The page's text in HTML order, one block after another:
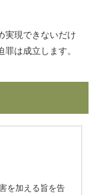
実現できないだけ
は成立します。
を加える旨を告